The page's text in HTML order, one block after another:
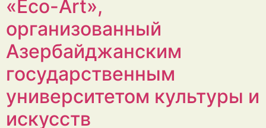
«Eco-Art»,
организованный
Азербайджанским
государственным
университетом культуры и
искусств